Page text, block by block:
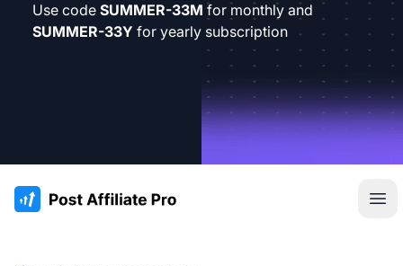
Use code SUMMER-33M for monthly and
SUMMER-33Y for yearly subscription
:site.title